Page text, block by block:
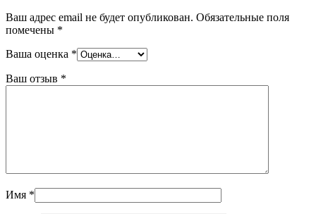
Ваш адрес email не будет опубликован. Обязательные поля
помечены *
Ваша оценка *
Ваш отзыв *
Имя *